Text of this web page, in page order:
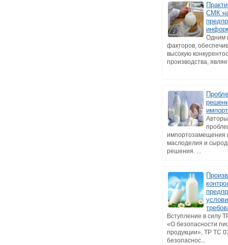
СМК
Одним
факторов,
высокую
производства,
импортозамещения
маслоделия и
решения. ...
Вступление в силу
«О безопасности
продукции», ТР ТС
безопаснос...